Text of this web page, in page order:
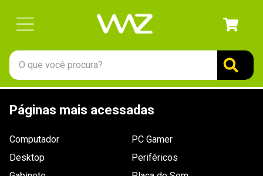
O que você procura?
Páginas mais acessadas
Computador
Desktop
PC Gamer
Periféricos
1º
gabinete
teclado
ssd